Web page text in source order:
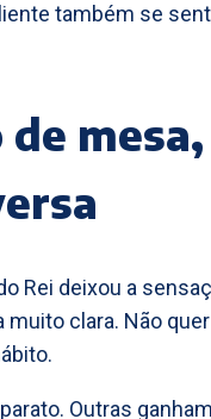
também se
mesa,
Rei deixou a
muito clara. Não quer
Outras